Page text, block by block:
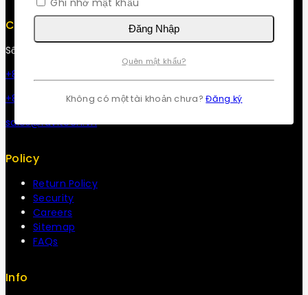
Contact Info
Số 32, Đường 53, Phường Tân Thuận, Tp Hồ Chí Minh
+84 34-661-1851
+84 33-430-8669
sales@fuvitech.vn
Policy
Return Policy
Security
Careers
Sitemap
FAQs
Info
Đăng Nhập
Quên mật khẩu?
Không có một tài khoản chưa?Đăng ký